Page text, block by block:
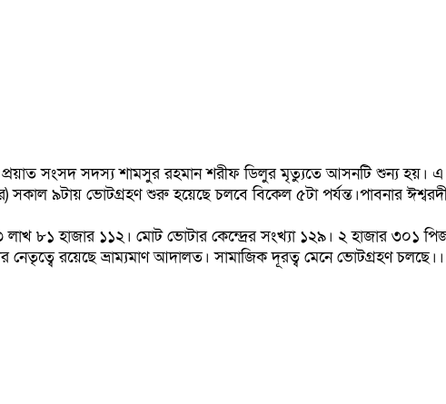
প্রয়াত সংসদ সদস্য শামসুর রহমান শরীফ ডিলুর মৃত্যুতে আসনটি শুন্য
সকাল ৯টায় ভোটগ্রহণ শুরু হয়েছে চলবে বিকেল ৫টা পর্যন্ত।পাবনার
৮১ হাজার ১১২। মোট ভোটার কেন্দ্রের সংখ্যা ১২৯। ২ হাজার ৩০১
নেতৃত্বে রয়েছে ভ্রাম্যমাণ আদালত। সামাজিক দূরত্ব মেনে ভোটগ্রহণ চলছে।।